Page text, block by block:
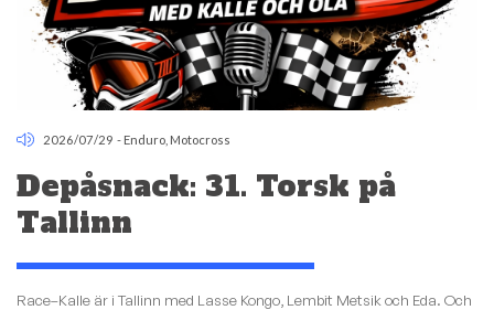
2026/07/29 - Enduro Motocross
Depåsnack: 31. Torsk på
Tallinn
Race–Kalle är i Tallinn med Lasse Kongo, Lembit Metsik och Eda. Och